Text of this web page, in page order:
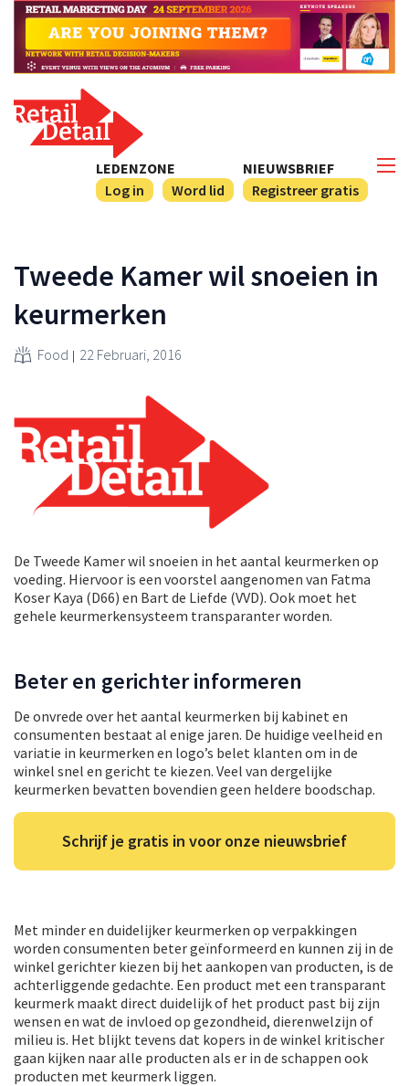
NIEUWSBRIEF
Registreer gratis
LEDENZONE
Log in
Word lid
Tweede Kamer wil snoeien in
keurmerken
Food 22 Februari, 2016
De Tweede Kamer wil snoeien in het aantal keurmerken op
voeding. Hiervoor is een voorstel aangenomen van Fatma
Koser Kaya (D66) en Bart de Liefde (VVD). Ook moet het
gehele keurmerkensysteem transparanter worden.
Beter en gerichter informeren
De onvrede over het aantal keurmerken bij kabinet en
consumenten bestaat al enige jaren. De huidige veelheid en
variatie in keurmerken en logo’s belet klanten om in de
winkel snel en gericht te kiezen. Veel van dergelijke
keurmerken bevatten bovendien geen heldere boodschap.
Schrijf je gratis in voor onze nieuwsbrief
Met minder en duidelijker keurmerken op verpakkingen
worden consumenten beter geïnformeerd en kunnen zij in de
winkel gerichter kiezen bij het aankopen van producten, is de
achterliggende gedachte. Een product met een transparant
keurmerk maakt direct duidelijk of het product past bij zijn
wensen en wat de invloed op gezondheid, dierenwelzijn of
milieu is. Het blijkt tevens dat kopers in de winkel kritischer
gaan kijken naar alle producten als er in de schappen ook
producten met keurmerk liggen.